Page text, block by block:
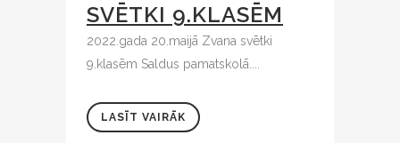
SVĒTKI 9.KLASĒM
2022.gada 20.maijā Zvana svētki
9.klasēm Saldus pamatskolā....
LASĪT VAIRĀK